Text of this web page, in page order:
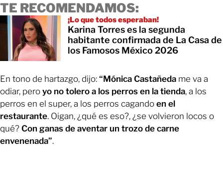
TE RECOMENDAMOS:
¡Lo que todos esperaban!
Karina Torres es la segunda
habitante confirmada de La Casa de
los Famosos México 2026
En tono de hartazgo, dijo: “Mónica Castañeda me va a
odiar, pero yo no tolero a los perros en la tienda, a los
perros en el super, a los perros cagando en el
restaurante. Oigan, ¿qué es eso?, ¿se volvieron locos o
qué? Con ganas de aventar un trozo de carne
envenenada”.